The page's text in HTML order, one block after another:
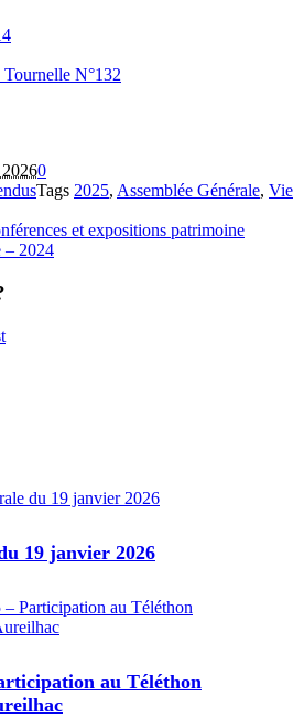
0
Tags 2025, Assemblée Générale, Vie
et expositions patrimoine
– 2024
19 janvier 2026
au Téléthon